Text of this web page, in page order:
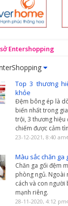
sở Entershopping
Top 3 thương
khỏe
Đệm bông ép là
biến nhất trong
trội, 3 thương hiệu
chiếm được cảm
23-12-2021, 8:40 am
Màu sắc chăn ga
Chăn ga gối đệm
phòng ngủ. Ngoài
cách và con người
mạnh riêng.
28-11-2020, 4:12 pm